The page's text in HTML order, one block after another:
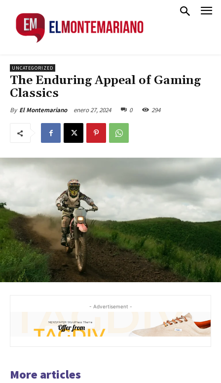
UNCATEGORIZED
The Enduring Appeal of Gaming
Classics
By El Montemariano enero 27, 2024 0 294
- Advertisement -
More articles